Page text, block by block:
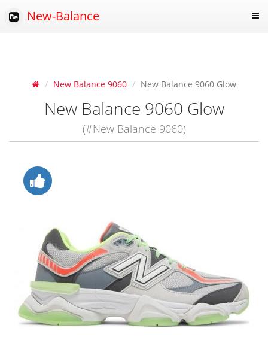
New-Balance
New Balance 9060 New Balance 9060 Glow
New Balance 9060 Glow
(#New Balance 9060)